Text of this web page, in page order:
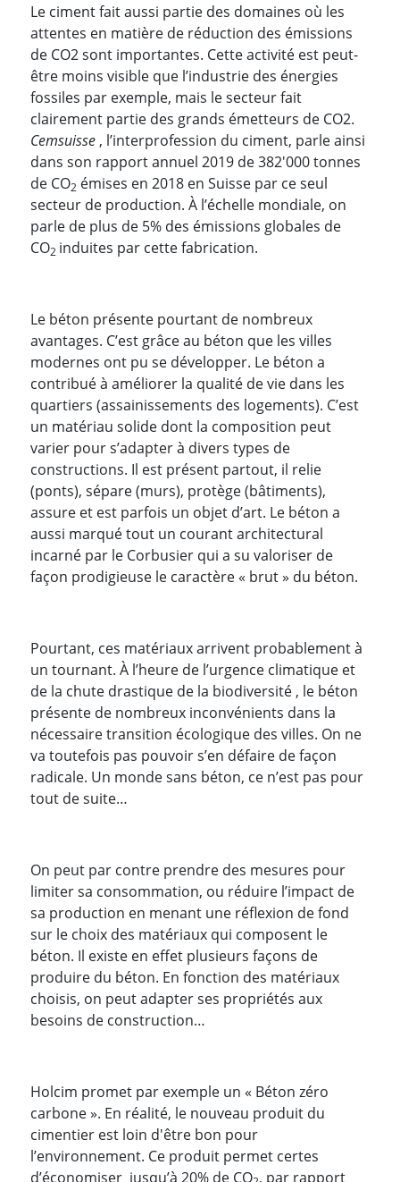
Le ciment fait aussi partie des domaines où les
attentes en matière de réduction des émissions
de CO2 sont importantes. Cette activité est peut-
être moins visible que l’industrie des énergies
fossiles par exemple, mais le secteur fait
clairement partie des grands émetteurs de CO2.
Cemsuisse , l’interprofession du ciment, parle ainsi
dans son rapport annuel 2019 de 382'000 tonnes
de CO2 émises en 2018 en Suisse par ce seul
secteur de production. À l’échelle mondiale, on
parle de plus de 5% des émissions globales de
CO2 induites par cette fabrication.
Le béton présente pourtant de nombreux
avantages. C’est grâce au béton que les villes
modernes ont pu se développer. Le béton a
contribué à améliorer la qualité de vie dans les
quartiers (assainissements des logements). C’est
un matériau solide dont la composition peut
varier pour s’adapter à divers types de
constructions. Il est présent partout, il relie
(ponts), sépare (murs), protège (bâtiments),
assure et est parfois un objet d’art. Le béton a
aussi marqué tout un courant architectural
incarné par le Corbusier qui a su valoriser de
façon prodigieuse le caractère « brut » du béton.
Pourtant, ces matériaux arrivent probablement à
un tournant. À l’heure de l’urgence climatique et
de la chute drastique de la biodiversité , le béton
présente de nombreux inconvénients dans la
nécessaire transition écologique des villes. On ne
va toutefois pas pouvoir s’en défaire de façon
radicale. Un monde sans béton, ce n’est pas pour
tout de suite…
On peut par contre prendre des mesures pour
limiter sa consommation, ou réduire l’impact de
sa production en menant une réflexion de fond
sur le choix des matériaux qui composent le
béton. Il existe en effet plusieurs façons de
produire du béton. En fonction des matériaux
choisis, on peut adapter ses propriétés aux
besoins de construction…
Holcim promet par exemple un « Béton zéro
carbone ». En réalité, le nouveau produit du
cimentier est loin d'être bon pour
l’environnement. Ce produit permet certes
d’économiser jusqu’à 20% de CO , par rapport